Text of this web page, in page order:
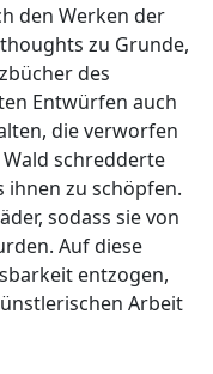
den Werken der
zu Grunde,
des
Entwürfen auch
die verworfen
schredderte
ihnen zu schöpfen.
sodass sie von
Auf diese
entzogen,
Arbeit